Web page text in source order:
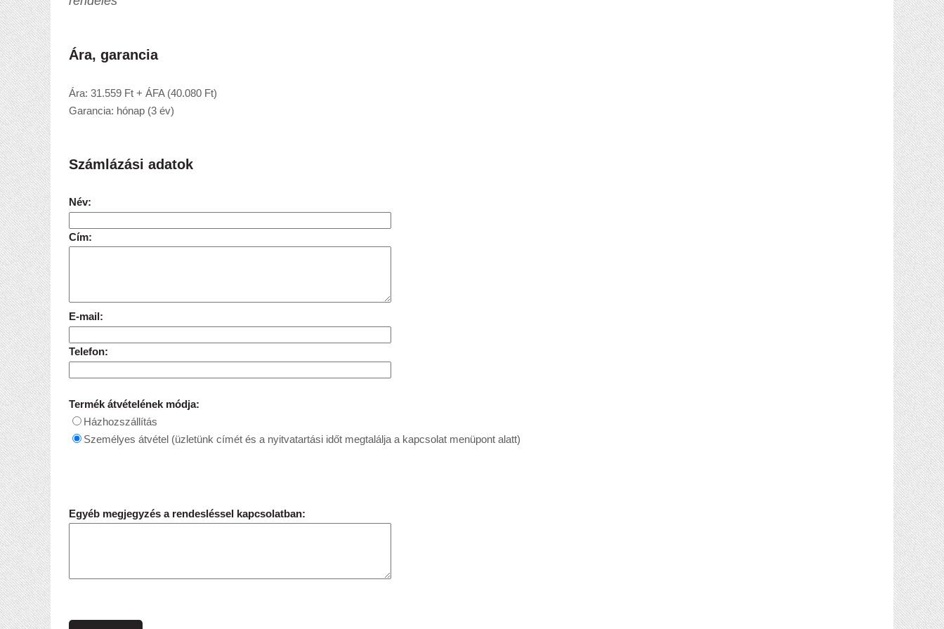
Ára, garancia
Ára: 31.559 Ft + ÁFA (40.080 Ft)
Garancia: hónap (3 év)
Számlázási adatok
Név:
Cím:
E-mail:
Telefon:
Termék átvételének módja:
Házhozszállítás
Személyes átvétel (üzletünk címét és a nyitvatartási időt megtalálja a kapcsolat menüpont alatt)
Egyéb megjegyzés a rendesléssel kapcsolatban: